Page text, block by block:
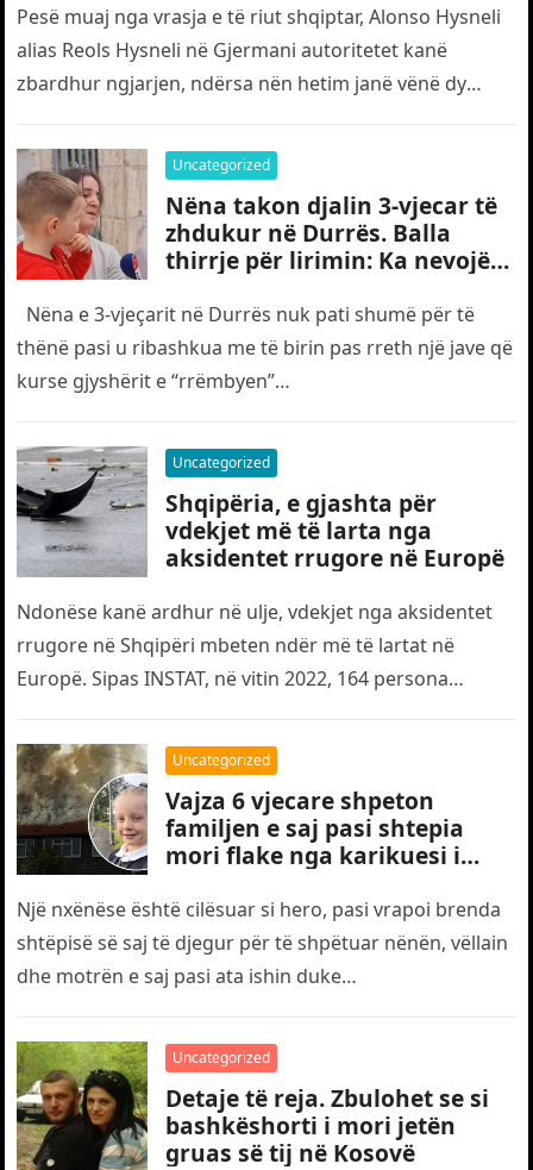
Pesë muaj nga vrasja e të riut shqiptar, Alonso Hysneli
alias Reols Hysneli në Gjermani autoritetet kanë
zbardhur ngjarjen, ndërsa nën hetim janë vënë dy
Uncategorized
Nëna takon djalin 3-vjecar të
zhdukur në Durrës. Balla
thirrje për lirimin: Ka nevojë
Nëna e 3-vjeçarit në Durrës nuk pati shumë për të
thënë pasi u ribashkua me të birin pas rreth një jave që
kurse gjyshërit e “rrëmbyen”…
Uncategorized
Shqipëria, e gjashta për
vdekjet më të larta nga
aksidentet rrugore në Europë
Ndonëse kanë ardhur në ulje, vdekjet nga aksidentet
rrugore në Shqipëri mbeten ndër më të lartat në
Europë. Sipas INSTAT, në vitin 2022, 164 persona
Uncategorized
Vajza 6 vjecare shpeton
familjen e saj pasi shtepia
mori flake nga karikuesi i
Një nxënëse është cilësuar si hero, pasi vrapoi brenda
shtëpisë së saj të djegur për të shpëtuar nënën, vëllain
dhe motrën e saj pasi ata ishin duke…
Uncategorized
Detaje të reja. Zbulohet se si
bashkëshorti i mori jetën
gruas së tij në Kosovë